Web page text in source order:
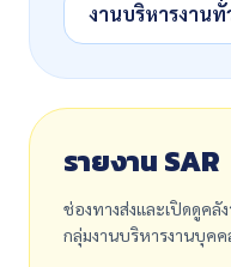
งานบริหารงานทั่
รายงาน SAR
ช่องทางส่งและเปิดดูคลั
กลุ่มงานบริหารงานบุคค